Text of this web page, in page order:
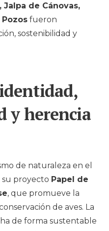
Jalpa de Cánovas,
fueron
sostenibilidad y
y herencia
de naturaleza en el
proyecto Papel de
, que promueve la
de aves. La
de forma sustentable